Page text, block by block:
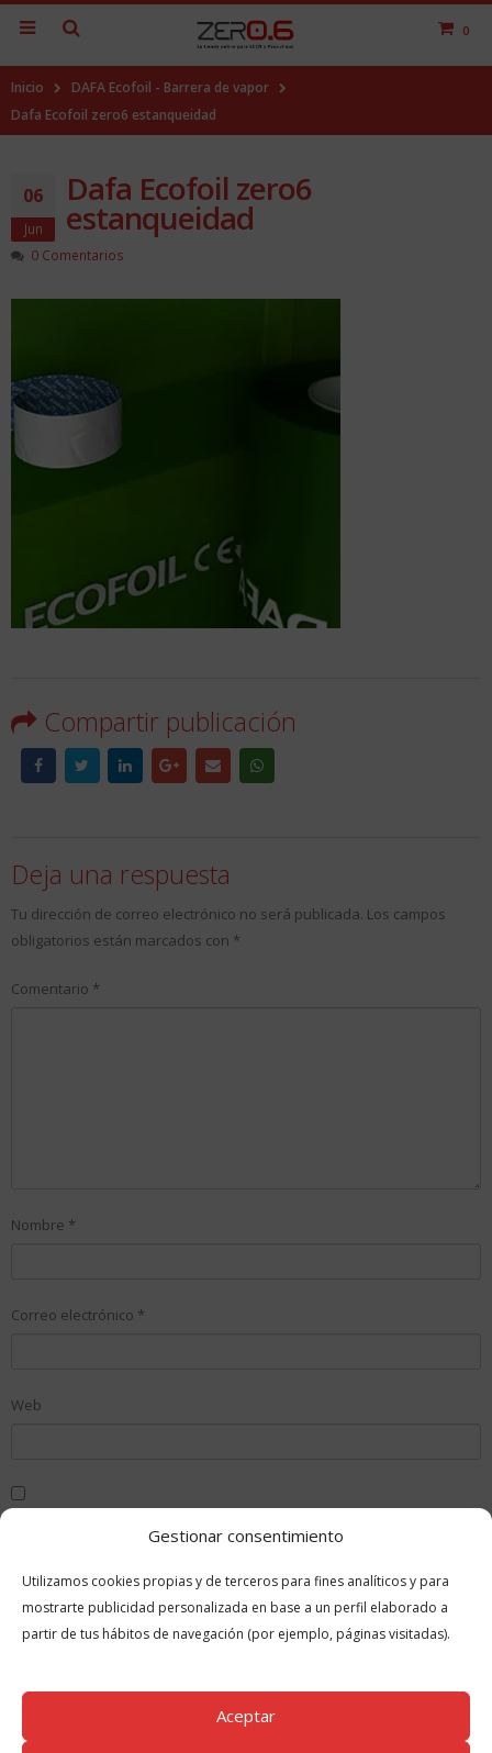
Gestionar consentimiento
Utilizamos cookies propias y de terceros para fines analíticos y para
mostrarte publicidad personalizada en base a un perfil elaborado a
partir de tus hábitos de navegación (por ejemplo, páginas visitadas).
Aceptar
0
Inicio
DAFA Ecofoil - Barrera de vapor
Dafa Ecofoil zero6 estanqueidad
06
Jun
Dafa Ecofoil zero6
estanqueidad
0 Comentarios
Compartir publicación
Deja una respuesta
Tu dirección de correo electrónico no será publicada. Los campos
obligatorios están marcados con *
Comentario *
Nombre *
Correo electrónico *
Web
la próxima vez que comente.